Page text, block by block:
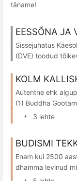
täname!
EESSÕNA JA
Sissejuhatus
(DVE) toodud
KOLM
Autentne ehk
(1) Buddha
3 lehte
BUDISMI
Enam kui 2500
dhamma levinud